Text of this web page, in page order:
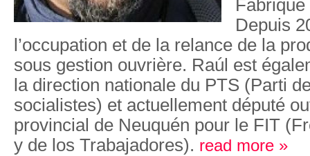
Depuis
l’occupation et de la relance de la
sous gestion ouvrière. Raúl est
la direction nationale du PTS (Parti
socialistes) et actuellement député
provincial de Neuquén­ pour le FIT
y de los Trabajadores). read more »